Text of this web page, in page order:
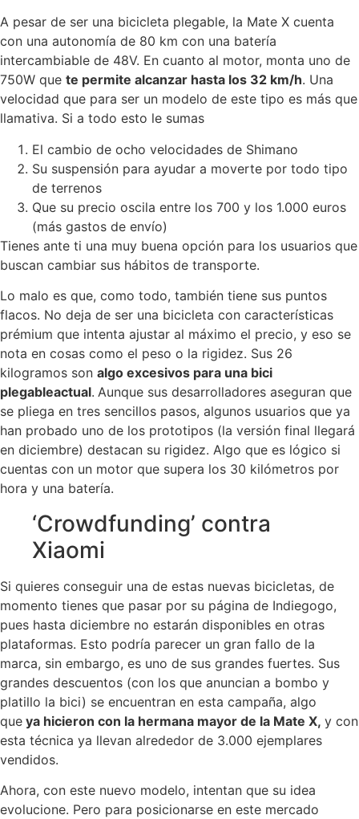
A pesar de ser una bicicleta plegable, la Mate X cuenta
con una autonomía de 80 km con una batería
intercambiable de 48V. En cuanto al motor, monta uno de
750W que te permite alcanzar hasta los 32 km/h. Una
velocidad que para ser un modelo de este tipo es más que
llamativa. Si a todo esto le sumas
El cambio de ocho velocidades de Shimano
Su suspensión para ayudar a moverte por todo tipo
de terrenos
Que su precio oscila entre los 700 y los 1.000 euros
(más gastos de envío)
Tienes ante ti una muy buena opción para los usuarios que
buscan cambiar sus hábitos de transporte.
Lo malo es que, como todo, también tiene sus puntos
flacos. No deja de ser una bicicleta con características
prémium que intenta ajustar al máximo el precio, y eso se
nota en cosas como el peso o la rigidez. Sus 26
kilogramos son algo excesivos para una bici
plegableactual. Aunque sus desarrolladores aseguran que
se pliega en tres sencillos pasos, algunos usuarios que ya
han probado uno de los prototipos (la versión final llegará
en diciembre) destacan su rigidez. Algo que es lógico si
cuentas con un motor que supera los 30 kilómetros por
hora y una batería.
‘Crowdfunding’ contra
Xiaomi
Si quieres conseguir una de estas nuevas bicicletas, de
momento tienes que pasar por su página de Indiegogo,
pues hasta diciembre no estarán disponibles en otras
plataformas. Esto podría parecer un gran fallo de la
marca, sin embargo, es uno de sus grandes fuertes. Sus
grandes descuentos (con los que anuncian a bombo y
platillo la bici) se encuentran en esta campaña, algo
que ya hicieron con la hermana mayor de la Mate X, y con
esta técnica ya llevan alrededor de 3.000 ejemplares
vendidos.
Ahora, con este nuevo modelo, intentan que su idea
evolucione. Pero para posicionarse en este mercado